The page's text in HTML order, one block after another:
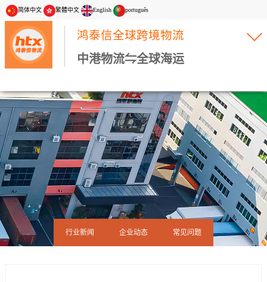
简体中文 繁體中文 English português
鸿泰信全球跨境物流
中港物流⇋全球海运
行业新闻 企业动态 常见问题